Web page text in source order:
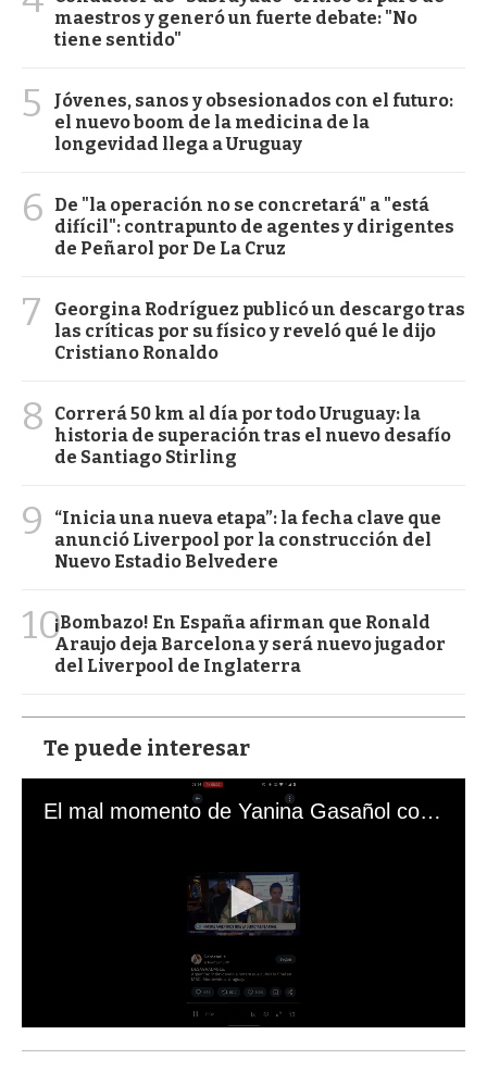
maestros y generó un fuerte debate: "No
tiene sentido"
5
Jóvenes, sanos y obsesionados con el futuro:
el nuevo boom de la medicina de la
longevidad llega a Uruguay
6
De "la operación no se concretará" a "está
difícil": contrapunto de agentes y dirigentes
de Peñarol por De La Cruz
7
Georgina Rodríguez publicó un descargo tras
las críticas por su físico y reveló qué le dijo
Cristiano Ronaldo
8
Correrá 50 km al día por todo Uruguay: la
historia de superación tras el nuevo desafío
de Santiago Stirling
9
“Inicia una nueva etapa”: la fecha clave que
anunció Liverpool por la construcción del
Nuevo Estadio Belvedere
10¡Bombazo! En España afirman que Ronald
Araujo deja Barcelona y será nuevo jugador
del Liverpool de Inglaterra
Te puede interesar
El mal momento de Yanina Gasañol con un hincha argentino en "Subrayado"
s